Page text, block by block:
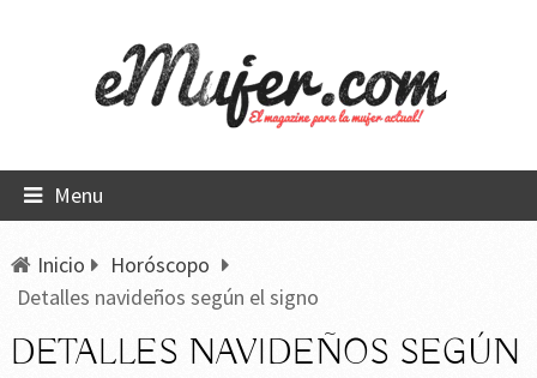
Menu
Inicio
Horóscopo
Detalles navideños según el signo
DETALLES NAVIDEÑOS SEGÚN